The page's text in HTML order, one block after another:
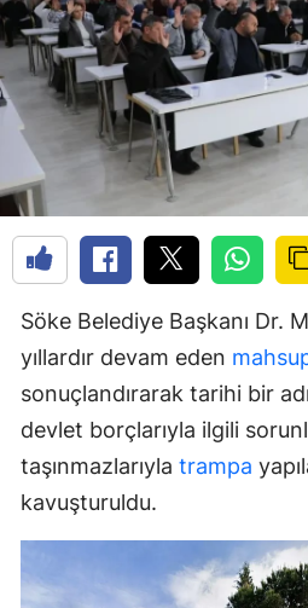
Söke Belediye Başkanı Dr.
yıllardır devam eden
sonuçlandırarak tarihi bir
devlet borçlarıyla ilgili
taşınmazlarıyla trampa
kavuşturuldu.